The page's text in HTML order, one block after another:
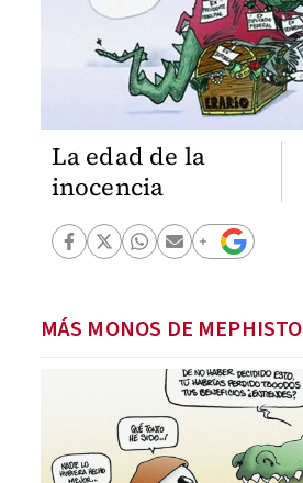
La edad de la
inocencia
MÁS MONOS DE MEPHISTO